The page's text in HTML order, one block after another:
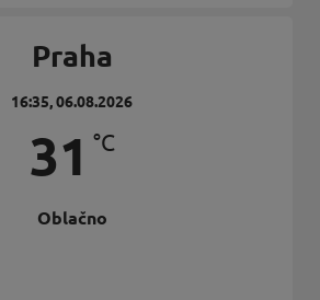
Praha
16:35,06.08.2026
31 °C
Oblačno